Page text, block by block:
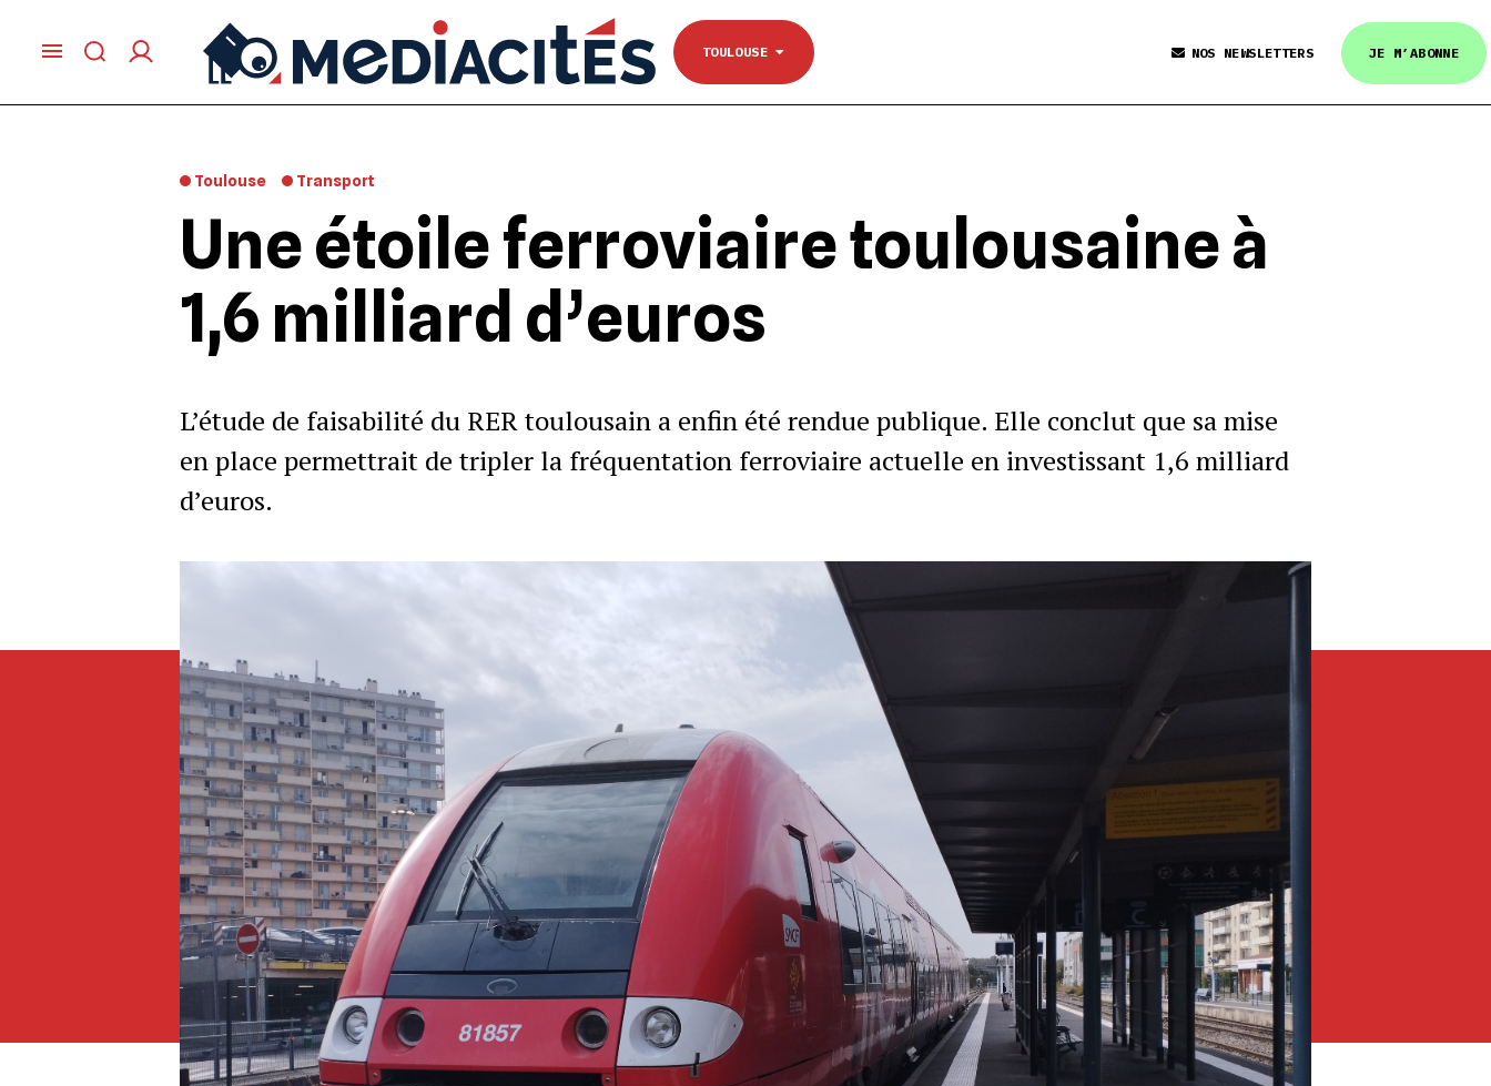
TOULOUSE
NANTES
TOULOUSE
NOS NEWSLETTERS JE M’ABONNE
Se connecter
Toulouse Transport
Une étoile ferroviaire toulousaine à
1,6 milliard d’euros
L’étude de faisabilité du RER toulousain a enfin été rendue publique. Elle conclut que sa mise
en place permettrait de tripler la fréquentation ferroviaire actuelle en investissant 1,6 milliard
d’euros.